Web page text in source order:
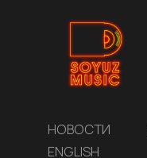
НОВОСТИ
ENGLISH